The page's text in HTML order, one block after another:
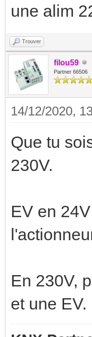
une alim
Trouver
filou59
Partner 66506
14/12/2020,
Que tu
230V.
EV en
En 230V,
et une EV.